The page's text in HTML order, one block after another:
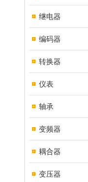
继电器
编码器
转换器
仪表
轴承
变频器
耦合器
变压器